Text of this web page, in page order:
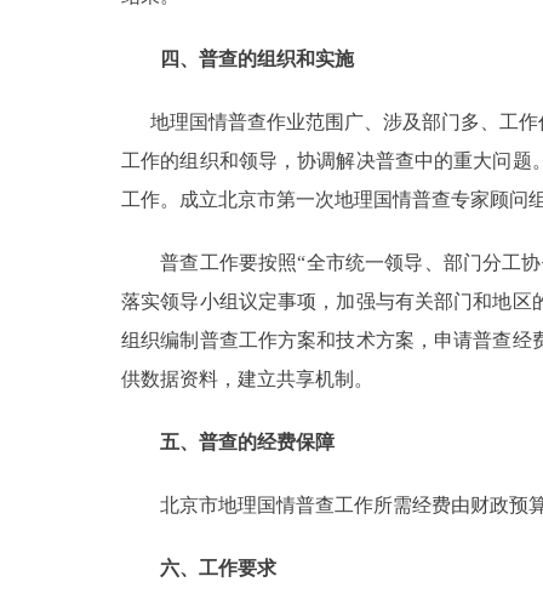
DEUTSCH
ITALIANO
四、普查的组织和实施
地理国情普查作业范围广、涉及部门多、工作
工作的组织和领导，协调解决普查中的重大问
工作。成立北京市第一次地理国情普查专家顾问
普查工作要按照“全市统一领导、部门分工协
落实领导小组议定事项，加强与有关部门和地
组织编制普查工作方案和技术方案，申请普查
供数据资料，建立共享机制。
五、普查的经费保障
北京市地理国情普查工作所需经费由财政预
六、工作要求